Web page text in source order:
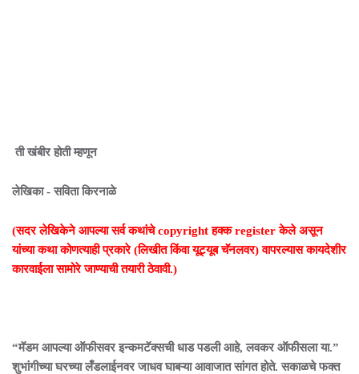
ती खंबीर होती म्हणून
लेखिका - सविता किरनाळे
(सदर लेखिकेने आपल्या सर्व कथांचे copyright हक्क register केले असून
यांच्या कथा कोणत्याही प्रकारे (लिखीत किंवा यूट्यूब चॅनलवर) वापरल्यास कायदेशीर
कारवाईला सामोरे जाण्याची तयारी ठेवावी.)
“मॅडम आपल्या ऑफीसवर इन्कमटॅक्सची धाड पडली आहे, लवकर ऑफीसला या.”
शुभांगीच्या घरच्या लँडलाईनवर जाधव घाबऱ्या आवाजात सांगत होते. सकाळचे फक्त